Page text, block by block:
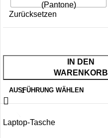
(Pantone)
Zurücksetzen
IN DEN
WARENKORB
AUSFÜHRUNG WÄHLEN
Laptop-Tasche